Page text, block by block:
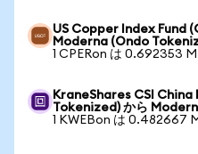
US Copper Index Fund
Moderna (Ondo
1 CPERon は 0.692353
KraneShares CSI
Tokenized) から
1 KWEBon は 0.482667